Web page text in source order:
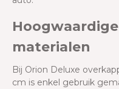
materialen
Bij Orion Deluxe
cm is enkel gebruik